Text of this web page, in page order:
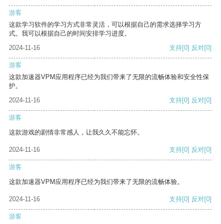
游客
这款学习软件的学习方式非常灵活，可以根据自己的需求选择学习方
式。我可以根据自己的时间安排学习进度。
2024-11-16
支持[0] 反对[0]
游客
这款加速器VPM应用程序已经为我们带来了无限的流畅体验和安全性保
护。
2024-11-16
支持[0] 反对[0]
游客
这款游戏的剧情非常感人，让我久久不能忘怀。
2024-11-16 支持[0] 反对[0]
游客
这款加速器VPM应用程序已经为我们带来了无限的流畅体验。
2024-11-16 支持[0] 反对[0]
游客